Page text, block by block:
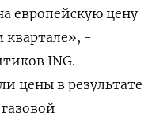
европейскую цену
квартале», -
ING.
цены в результате